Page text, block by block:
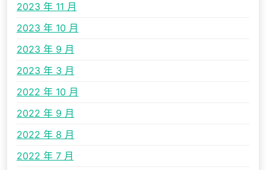
2023 年 11 月
2023 年 10 月
2023 年 9 月
2023 年 3 月
2022 年 10 月
2022 年 9 月
2022 年 8 月
2022 年 7 月